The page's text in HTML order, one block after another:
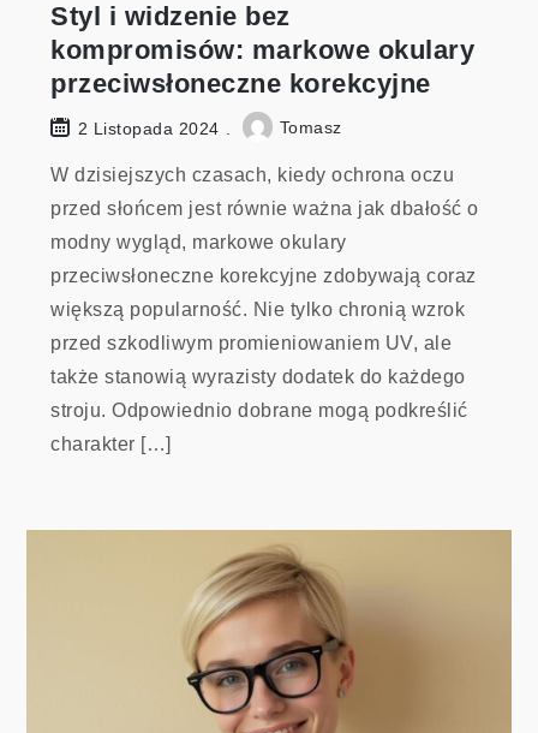
Styl i widzenie bez
kompromisów: markowe okulary
przeciwsłoneczne korekcyjne
2 Listopada 2024 Tomasz
W dzisiejszych czasach, kiedy ochrona oczu
przed słońcem jest równie ważna jak dbałość o
modny wygląd, markowe okulary
przeciwsłoneczne korekcyjne zdobywają coraz
większą popularność. Nie tylko chronią wzrok
przed szkodliwym promieniowaniem UV, ale
także stanowią wyrazisty dodatek do każdego
stroju. Odpowiednio dobrane mogą podkreślić
charakter […]